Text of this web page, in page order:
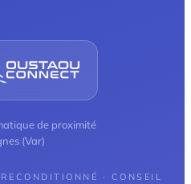
de proximité
(Var)
· CONSEIL